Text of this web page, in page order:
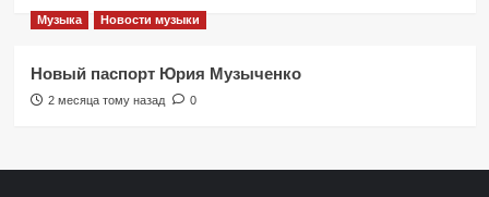
Музыка Новости музыки
Новый паспорт Юрия Музыченко
2 месяца тому назад 0